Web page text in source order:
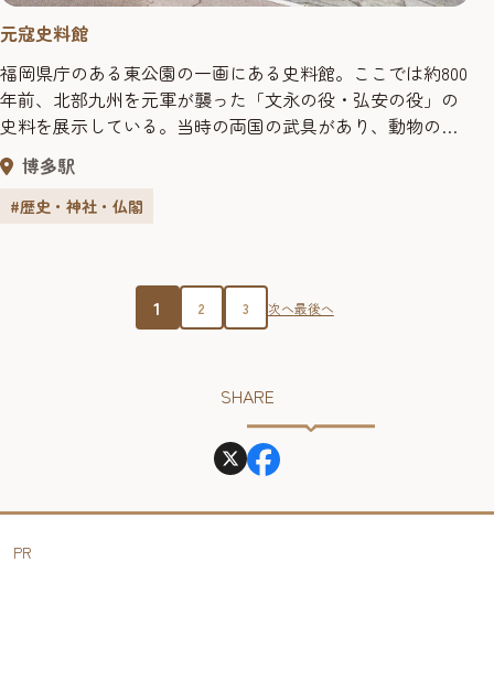
元寇史料館
福岡県庁のある東公園の一画にある史料館。ここでは約800
年前、北部九州を元軍が襲った「文永の役・弘安の役」の
史料を展示している。当時の両国の武具があり、動物の硬
い皮で作ったモンゴル型の鎧など、日本の鎧とは違う点で
文化の勉強にもなりそう。明治の洋画家・矢田一嘯作が描
いた元冦絵や江戸期の刀剣、火縄銃なども展示している。
博多駅
#歴史・神社・仏閣
1 2 3 次へ最後へ
SHARE
PR